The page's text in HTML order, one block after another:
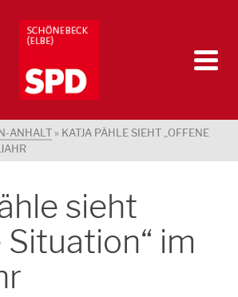
ANHALT » KATJA PÄHLE SIEHT „OFFENE
sieht
im